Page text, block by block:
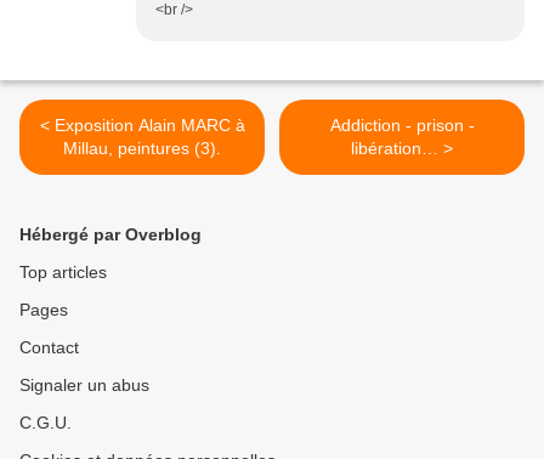
<br />
< Exposition Alain MARC à
Millau, peintures (3).
Addiction - prison -
libération… >
Hébergé par Overblog
Top articles
Pages
Contact
Signaler un abus
C.G.U.